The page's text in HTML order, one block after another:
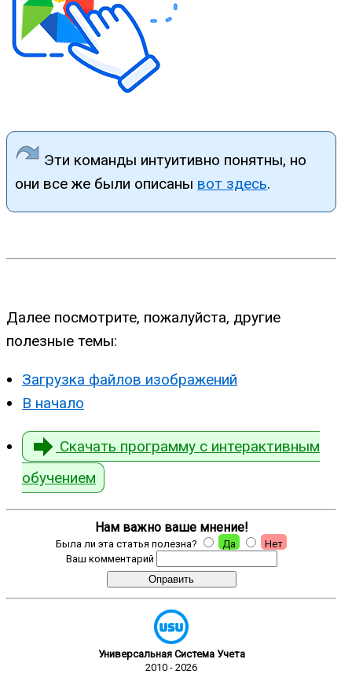
Эти команды интуитивно понятны, но
они все же были описаны вот здесь.
Далее посмотрите, пожалуйста, другие
полезные темы:
Загрузка файлов изображений
В начало
Скачать программу с интерактивным
обучением
Нам важно ваше мнение!
Была ли эта статья полезна? Да
Нет
Ваш комментарий
Универсальная Система Учета
2010 - 2026